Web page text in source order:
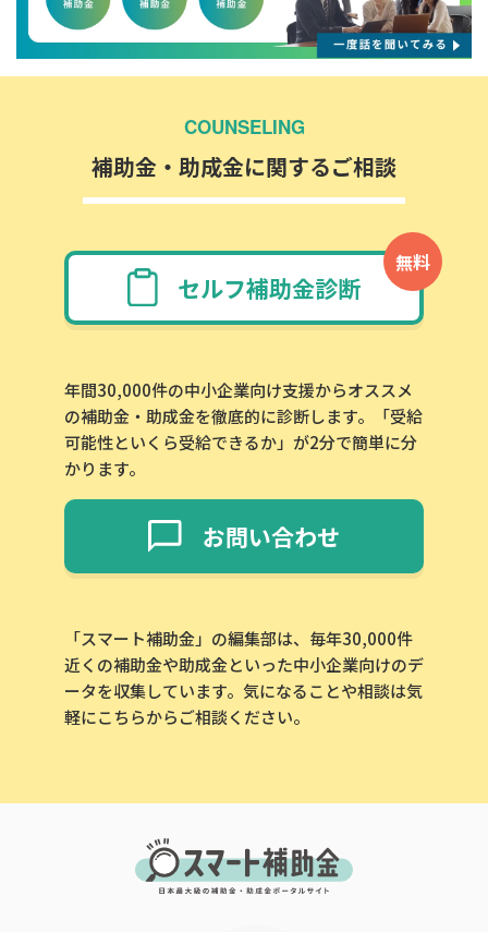
COUNSELING
補助金・助成金に関するご相談
無料
セルフ補助金診断
年間30,000件の中小企業向け支援からオススメ
の補助金・助成金を徹底的に診断します。「受給
可能性といくら受給できるか」が2分で簡単に分
かります。
お問い合わせ
「スマート補助金」の編集部は、毎年30,000件
近くの補助金や助成金といった中小企業向けのデ
ータを収集しています。気になることや相談は気
軽にこちらからご相談ください。